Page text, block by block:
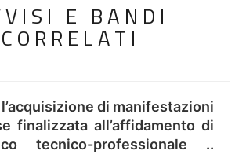
E BANDI
CORRELATI
di manifestazioni
finalizzata all’affidamento di
tecnico-professionale ..